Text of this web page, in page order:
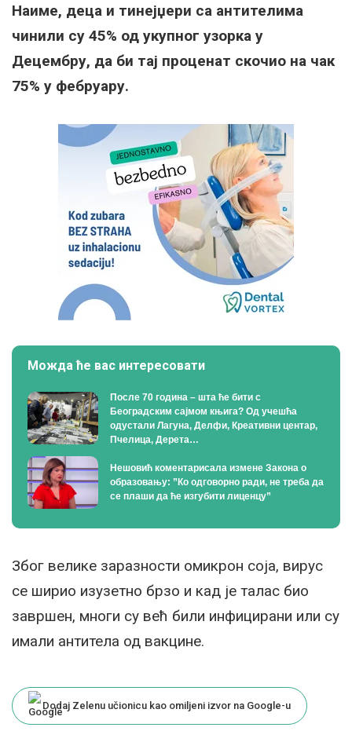
Наиме, деца и тинејџери са антителима
чинили су 45% од укупног узорка у
Децембру, да би тај проценат скочио на чак
75% у фебруару.
Можда ће вас интересовати
После 70 година – шта ће бити с
Београдским сајмом књига? Од учешћа
одустали Лагуна, Делфи, Креативни центар,
Пчелица, Дерета…
Нешовић коментарисала измене Закона о
образовању: ”Ко одговорно ради, не треба да
се плаши да ће изгубити лиценцу”
Због велике заразности омикрон соја, вирус
се ширио изузетно брзо и кад је талас био
завршен, многи су већ били инфицирани или су
имали антитела од вакцине.
Dodaj Zelenu učionicu kao omiljeni izvor na Google-u